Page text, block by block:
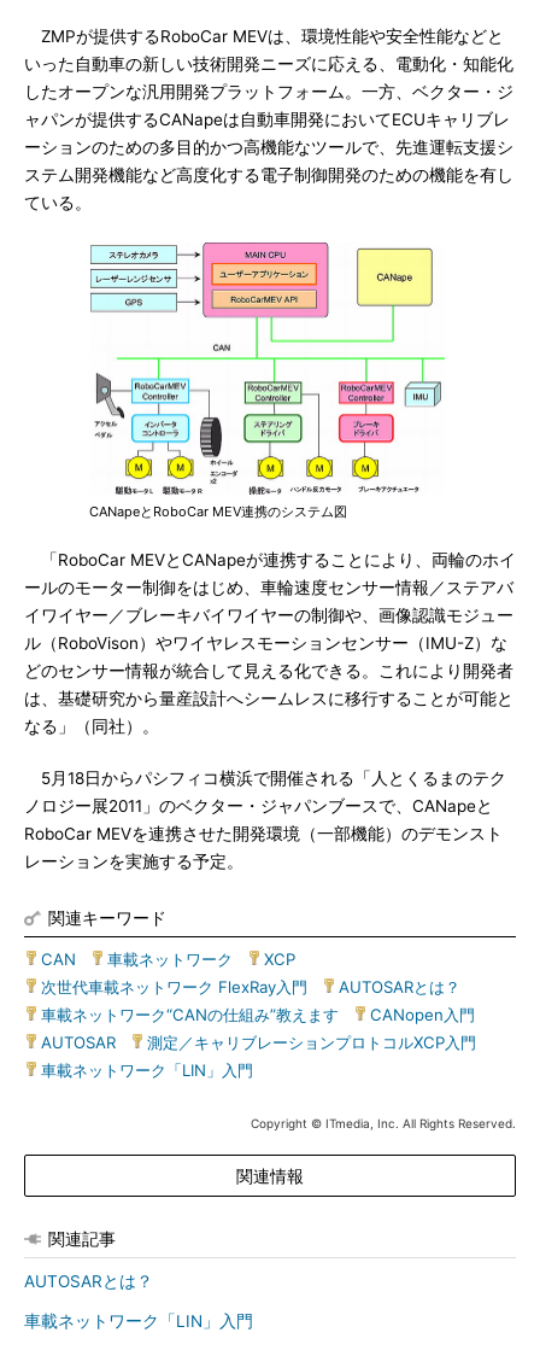
ZMPが提供するRoboCar MEVは、環境性能や安全性能などと
いった自動車の新しい技術開発ニーズに応える、電動化・知能化
したオープンな汎用開発プラットフォーム。一方、ベクター・ジ
ャパンが提供するCANapeは自動車開発においてECUキャリブレ
ーションのための多目的かつ高機能なツールで、先進運転支援シ
ステム開発機能など高度化する電子制御開発のための機能を有し
ている。
CANapeとRoboCar MEV連携のシステム図
「RoboCar MEVとCANapeが連携することにより、両輪のホイ
ールのモーター制御をはじめ、車輪速度センサー情報／ステアバ
イワイヤー／ブレーキバイワイヤーの制御や、画像認識モジュー
ル（RoboVison）やワイヤレスモーションセンサー（IMU-Z）な
どのセンサー情報が統合して見える化できる。これにより開発者
は、基礎研究から量産設計へシームレスに移行することが可能と
なる」（同社）。
5月18日からパシフィコ横浜で開催される「人とくるまのテク
ノロジー展2011」のベクター・ジャパンブースで、CANapeと
RoboCar MEVを連携させた開発環境（一部機能）のデモンスト
レーションを実施する予定。
関連キーワード
CAN 車載ネットワーク XCP
次世代車載ネットワーク FlexRay入門
AUTOSARとは？
車載ネットワーク“CANの仕組み”教えます
CANopen入門
AUTOSAR
測定／キャリブレーションプロトコルXCP入門
車載ネットワーク「LIN」入門
Copyright © ITmedia, Inc. All Rights Reserved.
関連情報
関連記事
AUTOSARとは？
車載ネットワーク「LIN」入門